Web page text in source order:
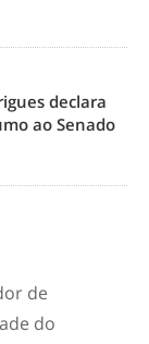
declara
ao Senado
de
do